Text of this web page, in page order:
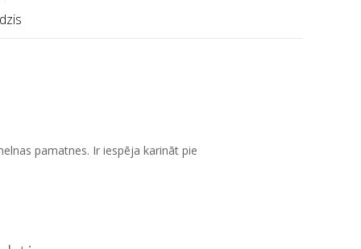
pamatnes. Ir iespēja karināt pie